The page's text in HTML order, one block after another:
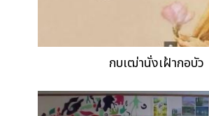
กบเฒ่านั่งเฝ้ากอบัว